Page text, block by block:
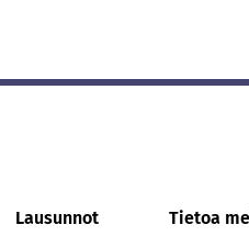
Lausunnot Tietoa